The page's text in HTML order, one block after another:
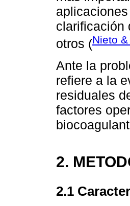
clarificación
otros (Nieto
Ante la
refiere a la
residuales
factores
2.
2.1